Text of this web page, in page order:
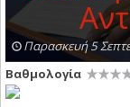
Παρασκευή 5
Βαθμολογία